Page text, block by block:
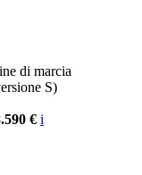
di marcia
S)
€ i